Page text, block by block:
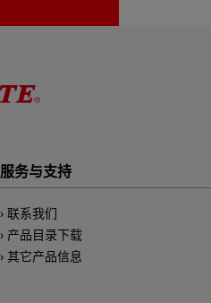
服务与支持
联系我们
产品目录下载
其它产品信息